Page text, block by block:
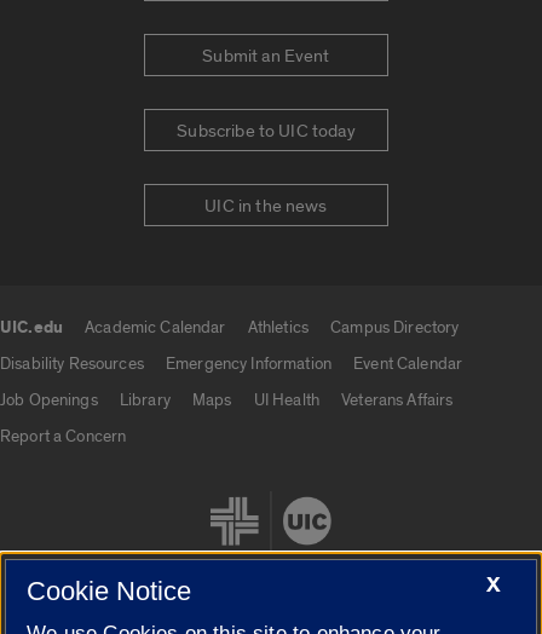
Submit an Event
Subscribe to UIC today
UIC in the news
UIC.edu Academic Calendar Athletics
Campus Directory
Disability Resources
Emergency Information
Event Calendar
Job Openings
Library Maps UI Health
Veterans Affairs
Report a Concern
X
Cookie Notice